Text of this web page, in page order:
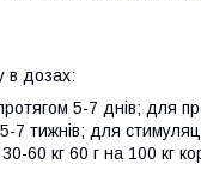
в дозах:
5-7 днів; для
тижнів; для
60 кг 60 г на 100 кг